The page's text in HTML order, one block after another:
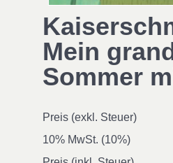
Mein
Sommer
Preis (exkl. Steuer)
10% MwSt. (10%)